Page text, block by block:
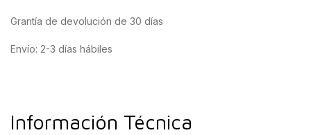
Grantía de devolución de 30 días
Envío: 2-3 días hábiles
Información Técnica